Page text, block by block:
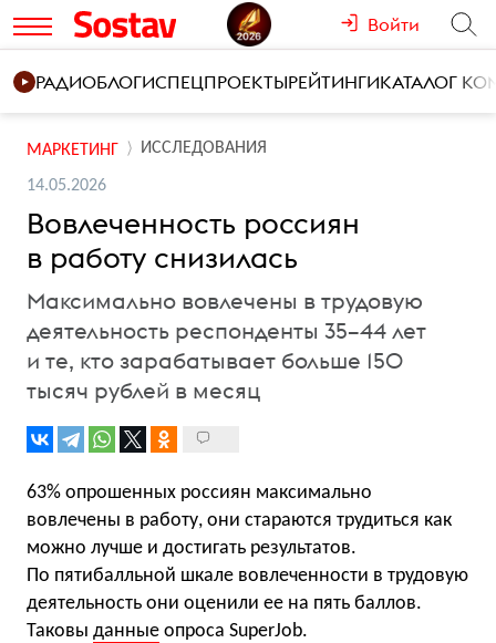
Войти
РАДИОБЛОГИСПЕЦПРОЕКТЫРЕЙТИНГИКАТАЛОГ
МАРКЕТИНГ ИССЛЕДОВАНИЯ
14.05.2026
Вовлеченность россиян
в работу снизилась
Максимально вовлечены в трудовую
деятельность респонденты 35–44 лет
и те, кто зарабатывает больше 150
тысяч рублей в месяц
63% опрошенных россиян максимально
вовлечены в работу, они стараются трудиться как
можно лучше и достигать результатов.
По пятибалльной шкале вовлеченности в трудовую
деятельность они оценили ее на пять баллов.
Таковы данные опроса SuperJob.